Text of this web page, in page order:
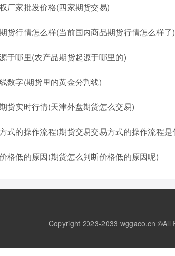
厂家批发价格(四家期货交易)
货行情怎么样(当前国内商品期货行情怎么样了)
于哪里(农产品期货起源于哪里的)
数字(期货里的黄金分割线)
货实时行情(天津外盘期货怎么交易)
式的操作流程(期货交易交易方式的操作流程是
格低的原因(期货怎么判断价格低的原因呢)
Copyright 2023-2033 wggaco.cn ©All